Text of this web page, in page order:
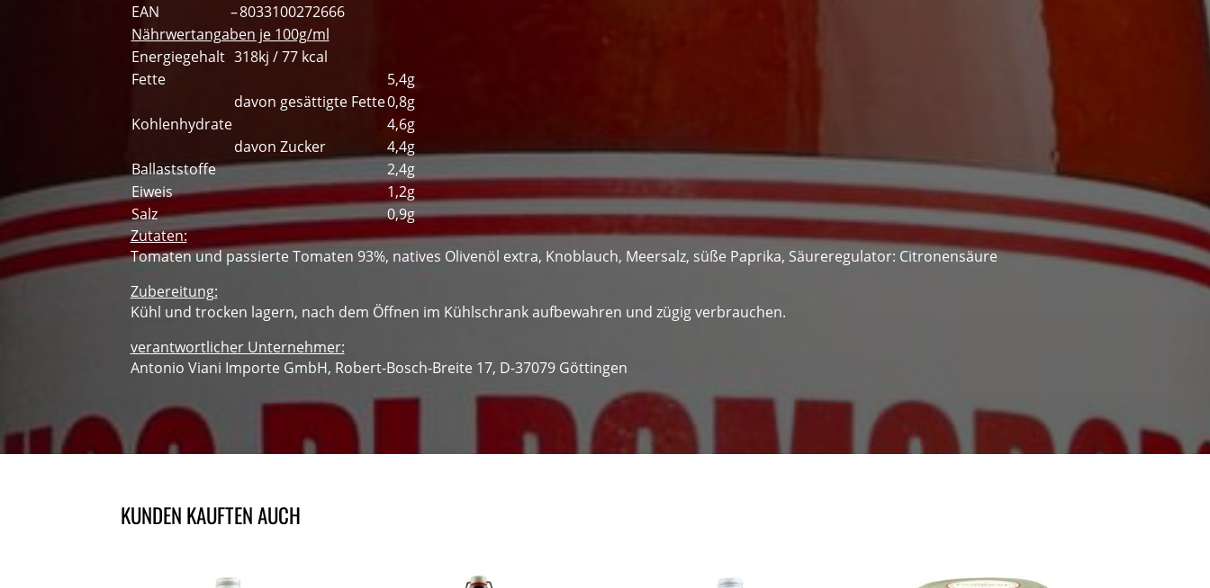
EAN
–8033100272666
Nährwertangaben je 100g/ml
Energiegehalt 318kj / 77 kcal
Fette
5,4g
davon gesättigte Fette0,8g
Kohlenhydrate
4,6g
davon Zucker
4,4g
Ballaststoffe
2,4g
Eiweis
1,2g
Salz
0,9g
Zutaten:
Tomaten und passierte Tomaten 93%, natives Olivenöl extra, Knoblauch, Meersalz, süße Paprika, Säureregulator: Citronensäure
Zubereitung:
Kühl und trocken lagern, nach dem Öffnen im Kühlschrank aufbewahren und zügig verbrauchen.
verantwortlicher Unternehmer:
Antonio Viani Importe GmbH, Robert-Bosch-Breite 17, D-37079 Göttingen
KUNDEN KAUFTEN AUCH